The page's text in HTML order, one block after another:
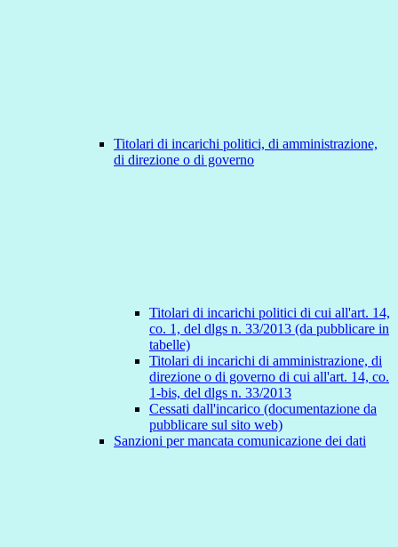
Titolari di incarichi politici, di amministrazione,
di direzione o di governo
Titolari di incarichi politici di cui all'art. 14,
co. 1, del dlgs n. 33/2013 (da pubblicare in
tabelle)
Titolari di incarichi di amministrazione, di
direzione o di governo di cui all'art. 14, co.
1-bis, del dlgs n. 33/2013
Cessati dall'incarico (documentazione da
pubblicare sul sito web)
Sanzioni per mancata comunicazione dei dati